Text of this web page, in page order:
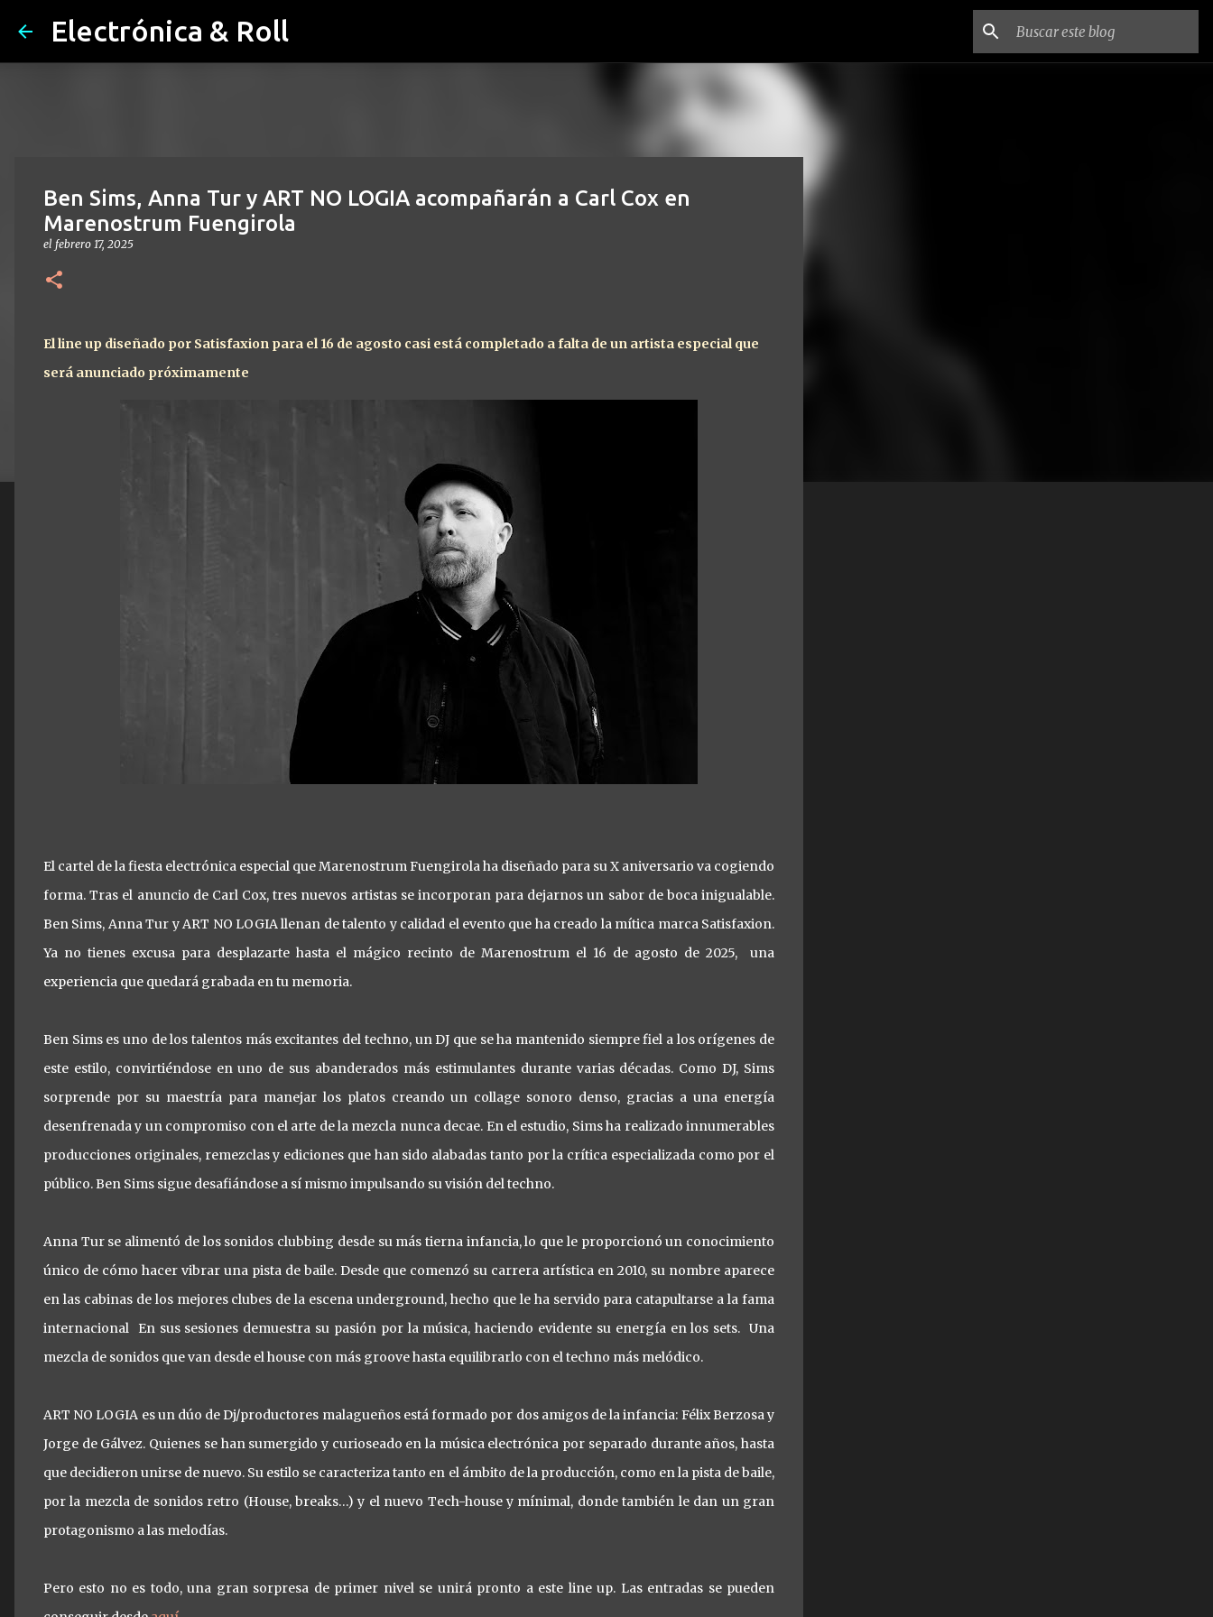
Electrónica & Roll
Ben Sims, Anna Tur y ART NO LOGIA acompañarán a Carl Cox en
Marenostrum Fuengirola
el febrero 17, 2025
El line up diseñado por Satisfaxion para el 16 de agosto casi está completado a falta de un artista especial que
será anunciado próximamente
El cartel de la fiesta electrónica especial que Marenostrum Fuengirola ha diseñado para su X aniversario va cogiendo
forma. Tras el anuncio de Carl Cox, tres nuevos artistas se incorporan para dejarnos un sabor de boca inigualable.
Ben Sims, Anna Tur y ART NO LOGIA llenan de talento y calidad el evento que ha creado la mítica marca Satisfaxion.
Ya no tienes excusa para desplazarte hasta el mágico recinto de Marenostrum el 16 de agosto de 2025, una
experiencia que quedará grabada en tu memoria.
Ben Sims es uno de los talentos más excitantes del techno, un DJ que se ha mantenido siempre fiel a los orígenes de
este estilo, convirtiéndose en uno de sus abanderados más estimulantes durante varias décadas. Como DJ, Sims
sorprende por su maestría para manejar los platos creando un collage sonoro denso, gracias a una energía
desenfrenada y un compromiso con el arte de la mezcla nunca decae. En el estudio, Sims ha realizado innumerables
producciones originales, remezclas y ediciones que han sido alabadas tanto por la crítica especializada como por el
público. Ben Sims sigue desafiándose a sí mismo impulsando su visión del techno.
Anna Tur se alimentó de los sonidos clubbing desde su más tierna infancia, lo que le proporcionó un conocimiento
único de cómo hacer vibrar una pista de baile. Desde que comenzó su carrera artística en 2010, su nombre aparece
en las cabinas de los mejores clubes de la escena underground, hecho que le ha servido para catapultarse a la fama
internacional En sus sesiones demuestra su pasión por la música, haciendo evidente su energía en los sets. Una
mezcla de sonidos que van desde el house con más groove hasta equilibrarlo con el techno más melódico.
ART NO LOGIA es un dúo de Dj/productores malagueños está formado por dos amigos de la infancia: Félix Berzosa y
Jorge de Gálvez. Quienes se han sumergido y curioseado en la música electrónica por separado durante años, hasta
que decidieron unirse de nuevo. Su estilo se caracteriza tanto en el ámbito de la producción, como en la pista de baile,
por la mezcla de sonidos retro (House, breaks…) y el nuevo Tech-house y mínimal, donde también le dan un gran
protagonismo a las melodías.
Pero esto no es todo, una gran sorpresa de primer nivel se unirá pronto a este line up. Las entradas se pueden